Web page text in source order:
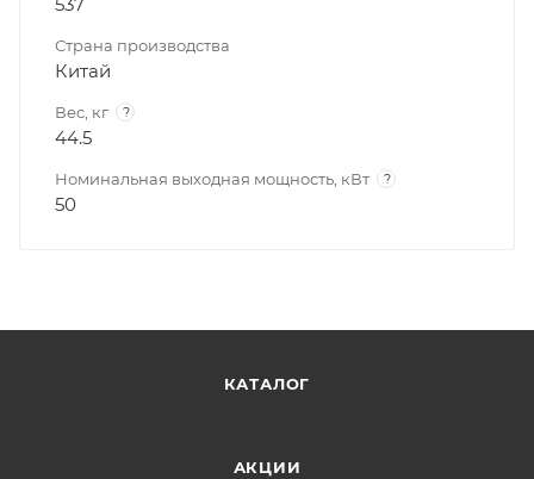
Страна производства
Китай
Вес, кг ?
44.5
Номинальная выходная мощность, кВт ?
50
КАТАЛОГ
АКЦИИ